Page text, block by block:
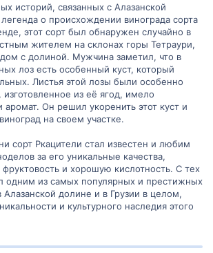
историй, связанных с Алазанской
о происхождении винограда сорта
этот сорт был обнаружен случайно в
жителем на склонах горы Тетраури,
с долиной. Мужчина заметил, что в
лоз есть особенный куст, который
Листья этой лозы были особенно
из её ягод, имело
Он решил укоренить этот куст и
на своем участке.
сорт Ркацители стал известен и любим
за его уникальные качества,
и хорошую кислотность. С тех
одним из самых популярных и престижных
Алазанской долине и в Грузии в целом,
и культурного наследия этого